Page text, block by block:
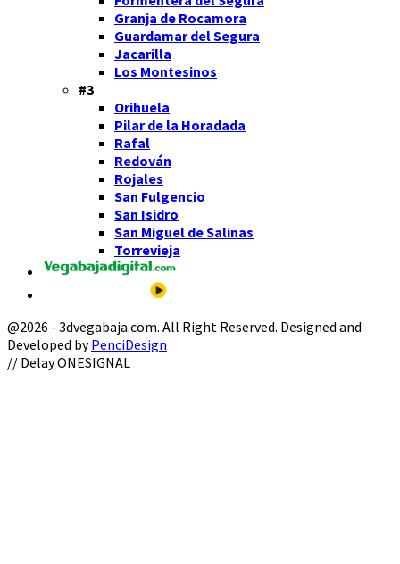
Granja de Rocamora
Guardamar del Segura
Jacarilla
Los Montesinos
#3
Orihuela
Pilar de la Horadada
Rafal
Redován
Rojales
San Fulgencio
San Isidro
San Miguel de Salinas
Torrevieja
@2026 - 3dvegabaja.com. All Right Reserved. Designed and
Developed byPenciDesign
Facebook
Twitter
Instagram
Youtube
Email
// Delay ONESIGNAL